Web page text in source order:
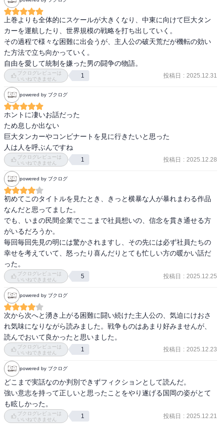
上巻よりも全体的にスケールが大きくなり、中東に向けて巨大タン
カーを運航したり、世界規模の戦略を打ち出していく。
その過程で様々な困難に出会うが、主人公の破天荒だが機転の効い
た方法で立ち向かっていく。
自由を愛して統制を嫌った男の闘争の物語。
ブクログレビューは
いいねできません
1 投稿日 : 2025.12.31
powered by ブクログ
ホントに凄いお話だった
ため息しか出ない
巨大タンカーやコンビナートを見に行きたいと思った
人は人を呼ぶんですね
ブクログレビューは
いいねできません
1 投稿日 : 2025.12.28
powered by ブクログ
初めてこのタイトルを見たとき、きっと横暴な人が暴れまわる作品
なんだと思ってました。
でも、いまの民間企業でここまで社員想いの、信念を貫き通せる方
がいるだろうか。
毎回毎回先見の明には驚かされますし、その先には必ず社員たちの
幸せを考えていて、怒ったり喜んだりとても忙しい方の暖かい話だ
った。
ブクログレビューは
いいねできません
5 投稿日 : 2025.12.25
powered by ブクログ
次から次へと湧き上がる困難に闘い続けた主人公の、気迫にけおさ
れ気味になりながら読みました。戦争ものはあまり好みませんが、
読んでおいて良かったと思いました。
ブクログレビューは
いいねできません
1 投稿日 : 2025.12.23
powered by ブクログ
どこまで実話なのか判別できずフィクションとして読んだ。
強い意志を持って正しいと思ったことをやり遂げる国岡の姿がとて
も眩しかった。
ブクログレビューは
いいねできません
1 投稿日 : 2025.12.21